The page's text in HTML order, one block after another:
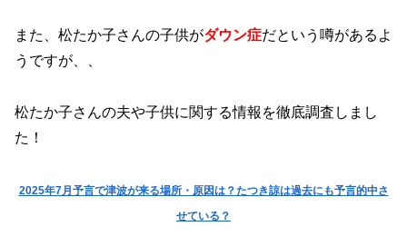
また、松たか子さんの子供がダウン症だという噂があるよ
うですが、、
松たか子さんの夫や子供に関する情報を徹底調査しまし
た！
2025年7月予言で津波が来る場所・原因は？たつき諒は過去にも予言的中さ
せている？